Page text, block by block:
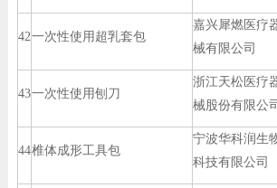
42一次性使用超乳套包
嘉兴犀燃医疗
械有限公司
43一次性使用刨刀
浙江天松医疗
械股份有限公司
44椎体成形工具包
宁波华科润生
科技有限公司